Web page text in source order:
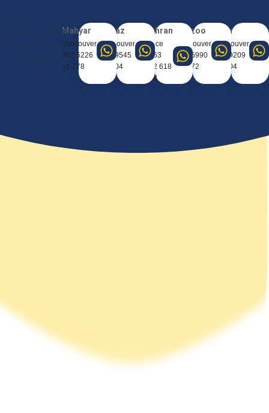
9209 388
Arezoo
Vancouver
5990 667
Tehran
0963
618 912
Sanaz
Vancouver
9545 404
Mahyar
Vancouver
5226 302
Copyright © 2025 Hafez
Company. All Rights
Reserved